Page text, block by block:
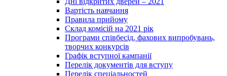
Вартість навчання
Правила прийому
Склад комісій на 2021 рік
Програми співбесід, фахових випробувань,
творчих конкурсів
Графік вступної кампанії
Перелік документів для вступу
Перелік спеціальностей